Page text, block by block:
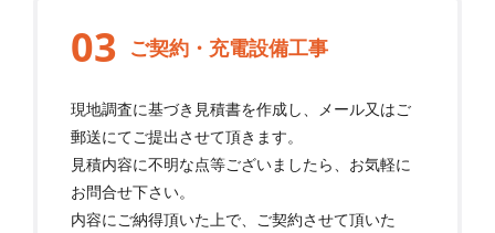
ご契約・充電設備工事
現地調査に基づき見積書を作成し、メール又はご
郵送にてご提出させて頂きます。
見積内容に不明な点等ございましたら、お気軽に
お問合せ下さい。
内容にご納得頂いた上で、ご契約させて頂いた